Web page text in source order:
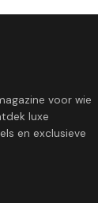
voor wie
luxe
en exclusieve